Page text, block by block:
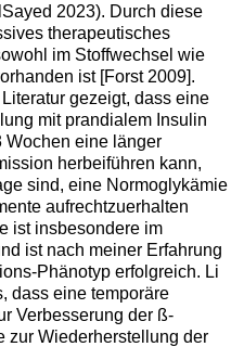
2023). Durch diese
therapeutisches
im Stoffwechsel wie
ist [Forst 2009].
gezeigt, dass eine
mit prandialem Insulin
Wochen eine länger
herbeiführen kann,
sind, eine Normoglykämie
aufrechtzuerhalten
ist insbesondere im
ist nach meiner Erfahrung
Phänotyp erfolgreich. Li
dass eine temporäre
Verbesserung der ß-
zur Wiederherstellung der